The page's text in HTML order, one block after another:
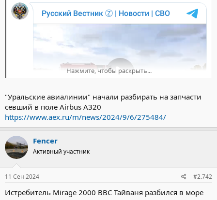
Нажмите, чтобы раскрыть...
"Уральские авиалинии" начали разбирать на запчасти
севший в поле Airbus A320
https://www.aex.ru/m/news/2024/9/6/275484/
Fencer
Активный участник
11 Сен 2024 #2.742
Истребитель Mirage 2000 ВВС Тайваня разбился в море